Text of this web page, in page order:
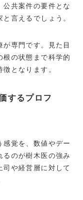
共案件の要件とな
言えるでしょう。
専門です。見た目
根の状態まで科学的
となります。
するプロフ
覚を、数値やデー
るのが樹木医の強み
司や経営層に対して